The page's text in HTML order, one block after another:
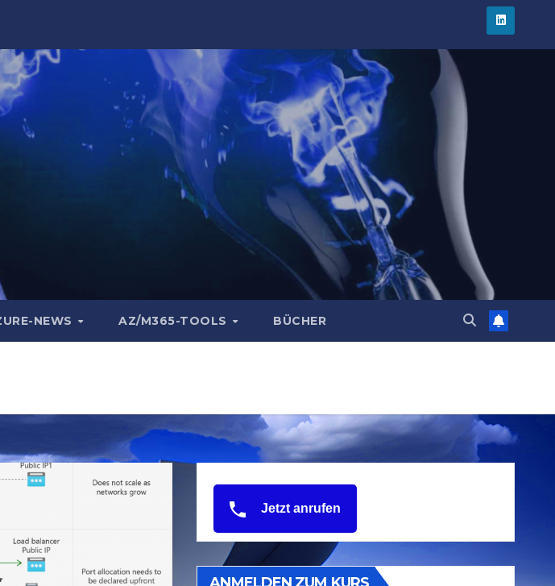
NEWS AZ/M365-TOOLS BÜCHER
Jetzt anrufen